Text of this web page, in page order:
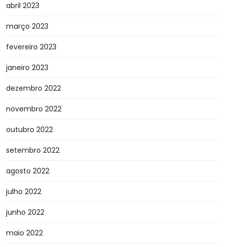
abril 2023
março 2023
fevereiro 2023
janeiro 2023
dezembro 2022
novembro 2022
outubro 2022
setembro 2022
agosto 2022
julho 2022
junho 2022
maio 2022